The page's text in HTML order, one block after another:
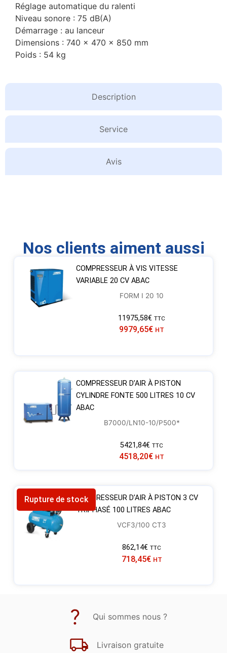
Description
Service
Avis
Réglage automatique du ralenti
Niveau sonore : 75 dB(A)
Démarrage : au lanceur
Dimensions : 740 x 470 x 850 mm
Poids : 54 kg
Nos clients aiment aussi
COMPRESSEUR À VIS VITESSE
VARIABLE 20 CV ABAC
FORM I 20 10
11975,58€ TTC
9979,65€ HT
COMPRESSEUR D’AIR À PISTON
CYLINDRE FONTE 500 LITRES 10 CV
ABAC
B7000/LN10-10/P500*
5421,84€ TTC
4518,20€ HT
Rupture de stockCOMPRESSEUR D’AIR À PISTON 3 CV
TRIPHASÉ 100 LITRES ABAC
VCF3/100 CT3
862,14€ TTC
718,45€ HT
Qui sommes nous ?
Livraison gratuite